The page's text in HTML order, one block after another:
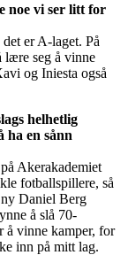
noe vi ser litt for
er A-laget. På
lære seg å vinne
og Iniesta også
helhetlig
ha en sånn
Akerakademiet
fotballspillere, så
Daniel Berg
å slå 70-
å vinne kamper, for
inn på mitt lag.